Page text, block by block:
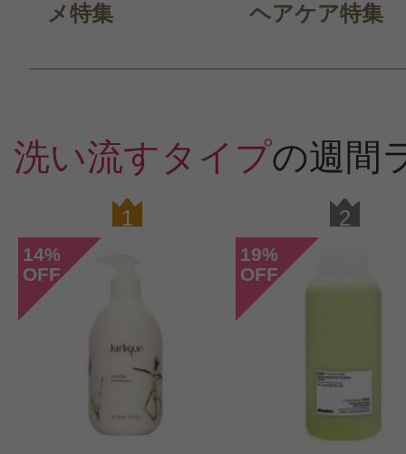
メ特集
ヘアケア特集
洗い流すタイプの週間
1
14%
OFF
2
19%
OFF